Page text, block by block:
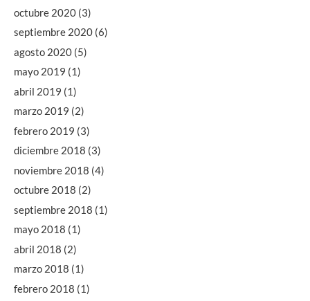
octubre 2020 (3)
septiembre 2020 (6)
agosto 2020 (5)
mayo 2019 (1)
abril 2019 (1)
marzo 2019 (2)
febrero 2019 (3)
diciembre 2018 (3)
noviembre 2018 (4)
octubre 2018 (2)
septiembre 2018 (1)
mayo 2018 (1)
abril 2018 (2)
marzo 2018 (1)
febrero 2018 (1)